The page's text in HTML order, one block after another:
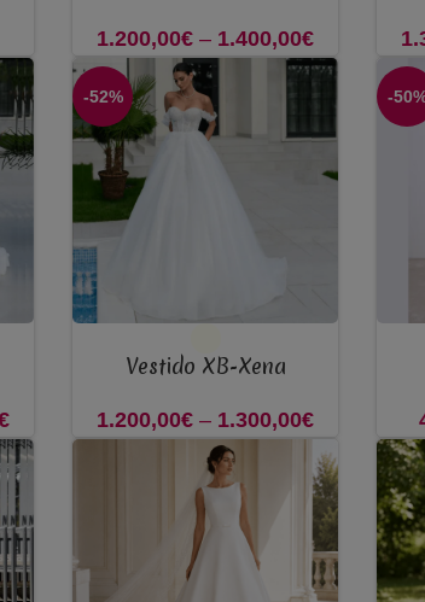
range:
850,00€
1.200,00€ – 1.400,00€
range:
1.200,00€
through
1.400,00€
range:
1.800,00€
through
2.000,00€
-52%
Vestido XB-Xena
1.200,00€ – 1.300,00€
range:
1.200,00€
through
1.300,00€
-